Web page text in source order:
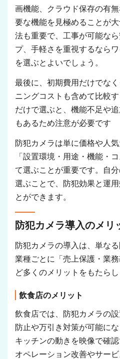
画機能、クラウド保存の有
要な機能を見極めることが
法も重要で、工事が可能な
プ、手軽さを重視するなら
を選ぶとよいでしょう。
最後に、初期費用だけでな
ニングコストも含めて比較
だけで選ぶと、機能不足や
もあるため注意が必要です
防犯カメラは単に価格や人
「設置環境・用途・機能・
て選ぶことが重要です。自
選ぶことで、防犯効果と運
とができます。
防犯カメラ導入のメリ
防犯カメラの導入は、単な
業種ごとに「売上保護・業
ど多くのメリットをもたらし
飲食店のメリット
飲食店では、防犯カメラの
防止や万引き対策が可能に
キッチンの動きを映像で確
オペレーション改善やサー